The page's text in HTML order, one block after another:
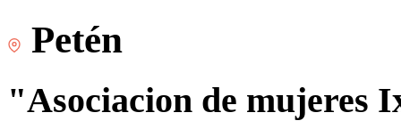
Petén
"Asociacion de mujeres